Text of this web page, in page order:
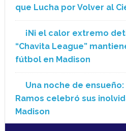
que Lucha por Volver al
¡Ni el calor extremo
“Chavita League”
fútbol en Madison
Una noche de
Ramos celebró sus
Madison